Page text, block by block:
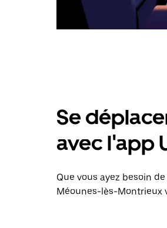
Se
avec l'app
Que vous ayez besoin
Méounes-lès-Montrieux